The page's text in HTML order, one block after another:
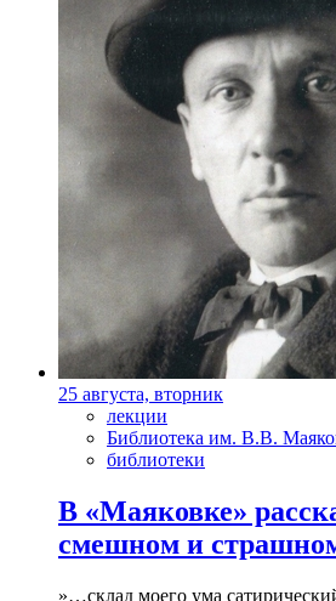
25 августа, вторник
лекции
Библиотека им. В.В.
библиотеки
В «Маяковке»
смешном и
»…склад моего ума